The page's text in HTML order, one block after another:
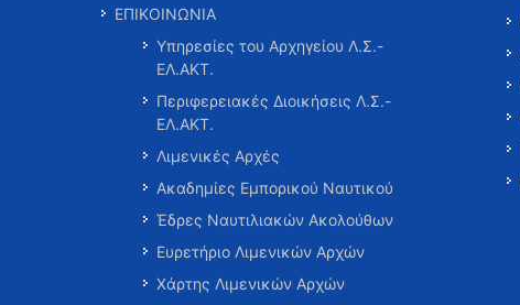
ΕΠΙΚΟΙΝΩΝΙΑ
Υπηρεσίες του Αρχηγείου Λ.Σ.-
ΕΛ.ΑΚΤ.
Περιφερειακές Διοικήσεις Λ.Σ.-
ΕΛ.ΑΚΤ.
Λιμενικές Αρχές
Ακαδημίες Εμπορικού Ναυτικού
Έδρες Ναυτιλιακών Ακολούθων
Ευρετήριο Λιμενικών Αρχών
Χάρτης Λιμενικών Αρχών